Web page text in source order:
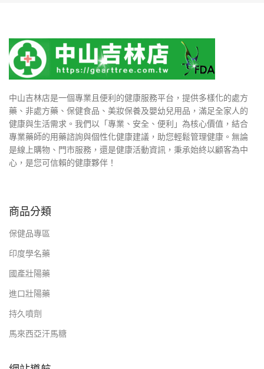
中山吉林店是一個專業且便利的健康服務平台，提供多樣化的處方
藥、非處方藥、保健食品、美妝保養及嬰幼兒用品，滿足全家人的
健康與生活需求。我們以「專業、安全、便利」為核心價值，結合
專業藥師的用藥諮詢與個性化健康建議，助您輕鬆管理健康。無論
是線上購物、門市服務，還是健康活動資訊，秉承始終以顧客為中
心，是您可信賴的健康夥伴！
商品分類
保健品專區
印度學名藥
國產壯陽藥
進口壯陽藥
持久噴劑
馬來西亞汗馬糖